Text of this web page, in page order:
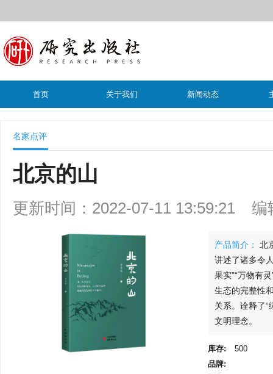
首页 关于我们 新闻动态
名家点评
北京的山
更新时间：2022-07-11 13:59:21 编
产品简介：
北
讲述了诸多令
果实”“万物有
生态的完整性
关系。诠释了“
文明理念。
库存:
500
品牌: